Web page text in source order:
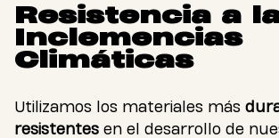
Resistencia a
Inclemencias
Climáticas
Utilizamos los materiales más
resistentes en el desarrollo de